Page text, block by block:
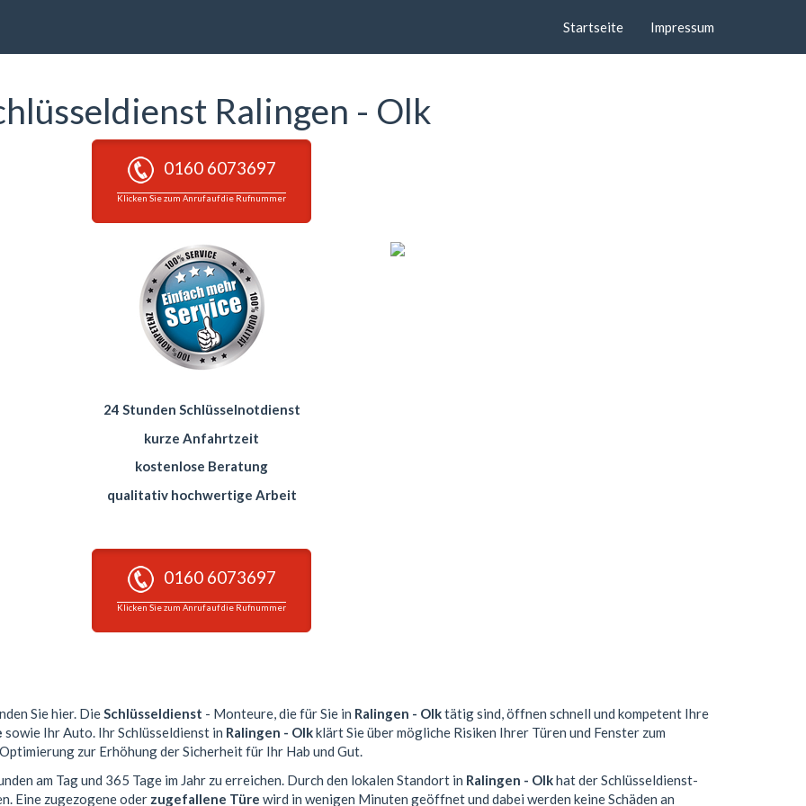
Startseite Impressum
Ralingen - Olk
0160 6073697
Klicken Sie zum Anruf auf die Rufnummer
24 Stunden Schlüsselnotdienst
kurze Anfahrtzeit
kostenlose Beratung
qualitativ hochwertige Arbeit
0160 6073697
Klicken Sie zum Anruf auf die Rufnummer
Sie hier. DieSchlüsseldienst - Monteure, die für Sie in Ralingen - Olktätig sind, öffnen schnell und kompetent Ihre
sowie Ihr Auto. Ihr Schlüsseldienst in Ralingen - Olkklärt Sie über mögliche Risiken Ihrer Türen und Fenster zum
zur Erhöhung der Sicherheit für Ihr Hab und Gut.
am Tag und 365 Tage im Jahr zu erreichen. Durch den lokalen Standort in Ralingen - Olkhat der Schlüsseldienst-
Eine zugezogene oder zugefallene Türe wird in wenigen Minuten geöffnet und dabei werden keine Schäden an